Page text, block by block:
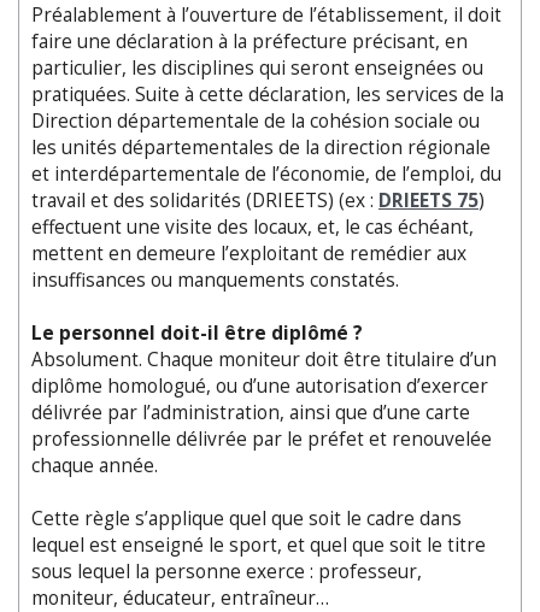
Préalablement à l’ouverture de l’établissement, il doit
faire une déclaration à la préfecture précisant, en
particulier, les disciplines qui seront enseignées ou
pratiquées. Suite à cette déclaration, les services de la
Direction départementale de la cohésion sociale ou
les unités départementales de la direction régionale
et interdépartementale de l’économie, de l’emploi, du
travail et des solidarités (DRIEETS) (ex : DRIEETS 75)
effectuent une visite des locaux, et, le cas échéant,
mettent en demeure l’exploitant de remédier aux
insuffisances ou manquements constatés.
Le personnel doit-il être diplômé ?
Absolument. Chaque moniteur doit être titulaire d’un
diplôme homologué, ou d’une autorisation d’exercer
délivrée par l’administration, ainsi que d’une carte
professionnelle délivrée par le préfet et renouvelée
chaque année.
Cette règle s’applique quel que soit le cadre dans
lequel est enseigné le sport, et quel que soit le titre
sous lequel la personne exerce : professeur,
moniteur, éducateur, entraîneur…